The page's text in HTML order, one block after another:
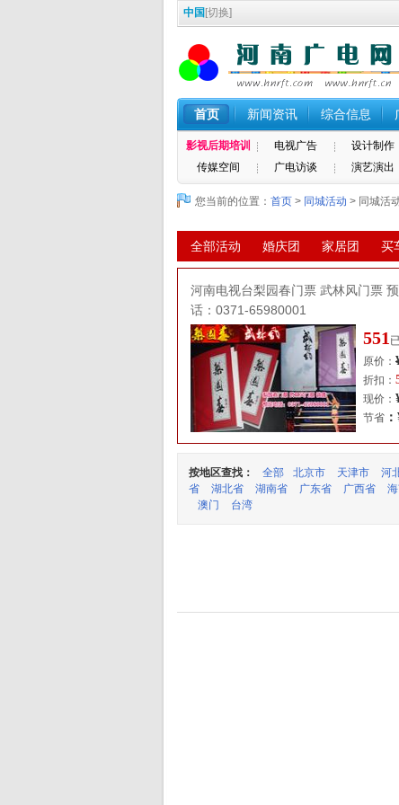
中国 [切换]
首页 新闻资讯 综合信息
影视后期培训 电视广告 设计制作
传媒空间
广电访谈 演艺演出
您当前的位置： 首页 > 同城活动 > 同城活
全部活动 婚庆团 家居团 买
河南电视台梨园春门票 武林风门票
话：0371-65980001
551
原价：
折扣：
现价：
节省
按地区查找： 全部 北京市 天津市 河
省
湖北省 湖南省 广东省 广西省
澳门
台湾